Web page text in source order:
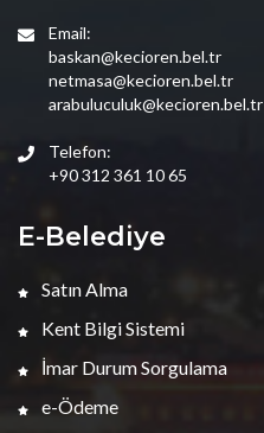
Email:
baskan@kecioren.bel.tr
netmasa@kecioren.bel.tr
arabuluculuk@kecioren.bel.tr
Telefon:
+90 312 361 10 65
E-Belediye
Satın Alma
Kent Bilgi Sistemi
İmar Durum Sorgulama
e-Ödeme